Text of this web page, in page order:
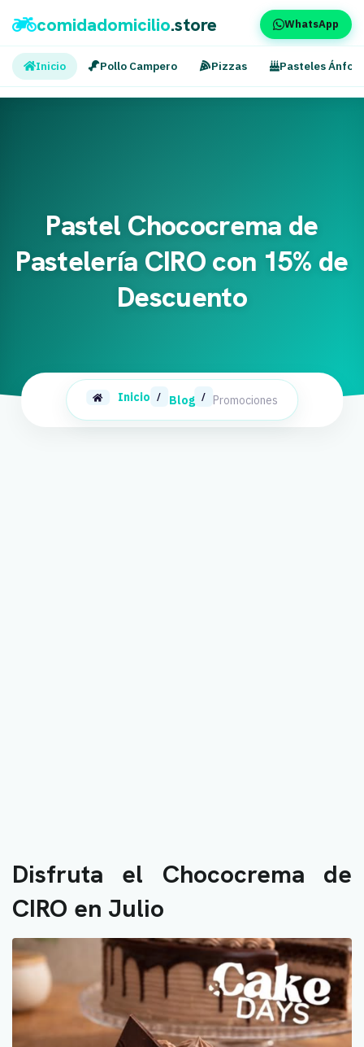
comidadomicilio.store WhatsApp
Inicio Pollo Campero Pizzas Pasteles Ánfora
Pastel Chococrema de
Pastelería CIRO con 15% de
Descuento
Inicio / Blog / Promociones
Disfruta el Chococrema de
CIRO en Julio